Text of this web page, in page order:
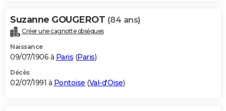
Suzanne GOUGEROT (84 ans)
Créer une cagnotte obsèques
Naissance
09/07/1906 à Paris (Paris)
Décès
02/07/1991 à Pontoise (Val-d'Oise)